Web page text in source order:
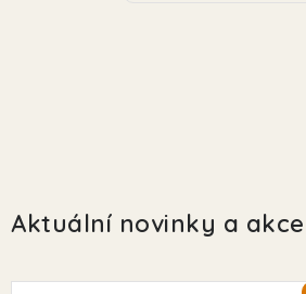
Aktuální novinky a